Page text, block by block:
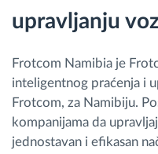
upravljanju
Frotcom Namibia je
inteligentnog praćenja i
Frotcom, za Namibiju.
kompanijama da
jednostavan i efikasan